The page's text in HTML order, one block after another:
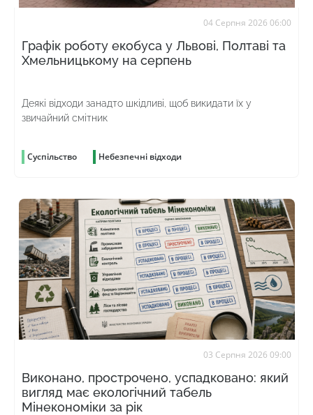
04 Серпня 2026 06:00
Графік роботу екобуса у Львові, Полтаві та
Хмельницькому на серпень
Деякі відходи занадто шкідливі, щоб викидати їх у
звичайний смітник
Суспільство Небезпечні відходи
03 Серпня 2026 09:00
Виконано, прострочено, успадковано: який
вигляд має екологічний табель
Мінекономіки за рік